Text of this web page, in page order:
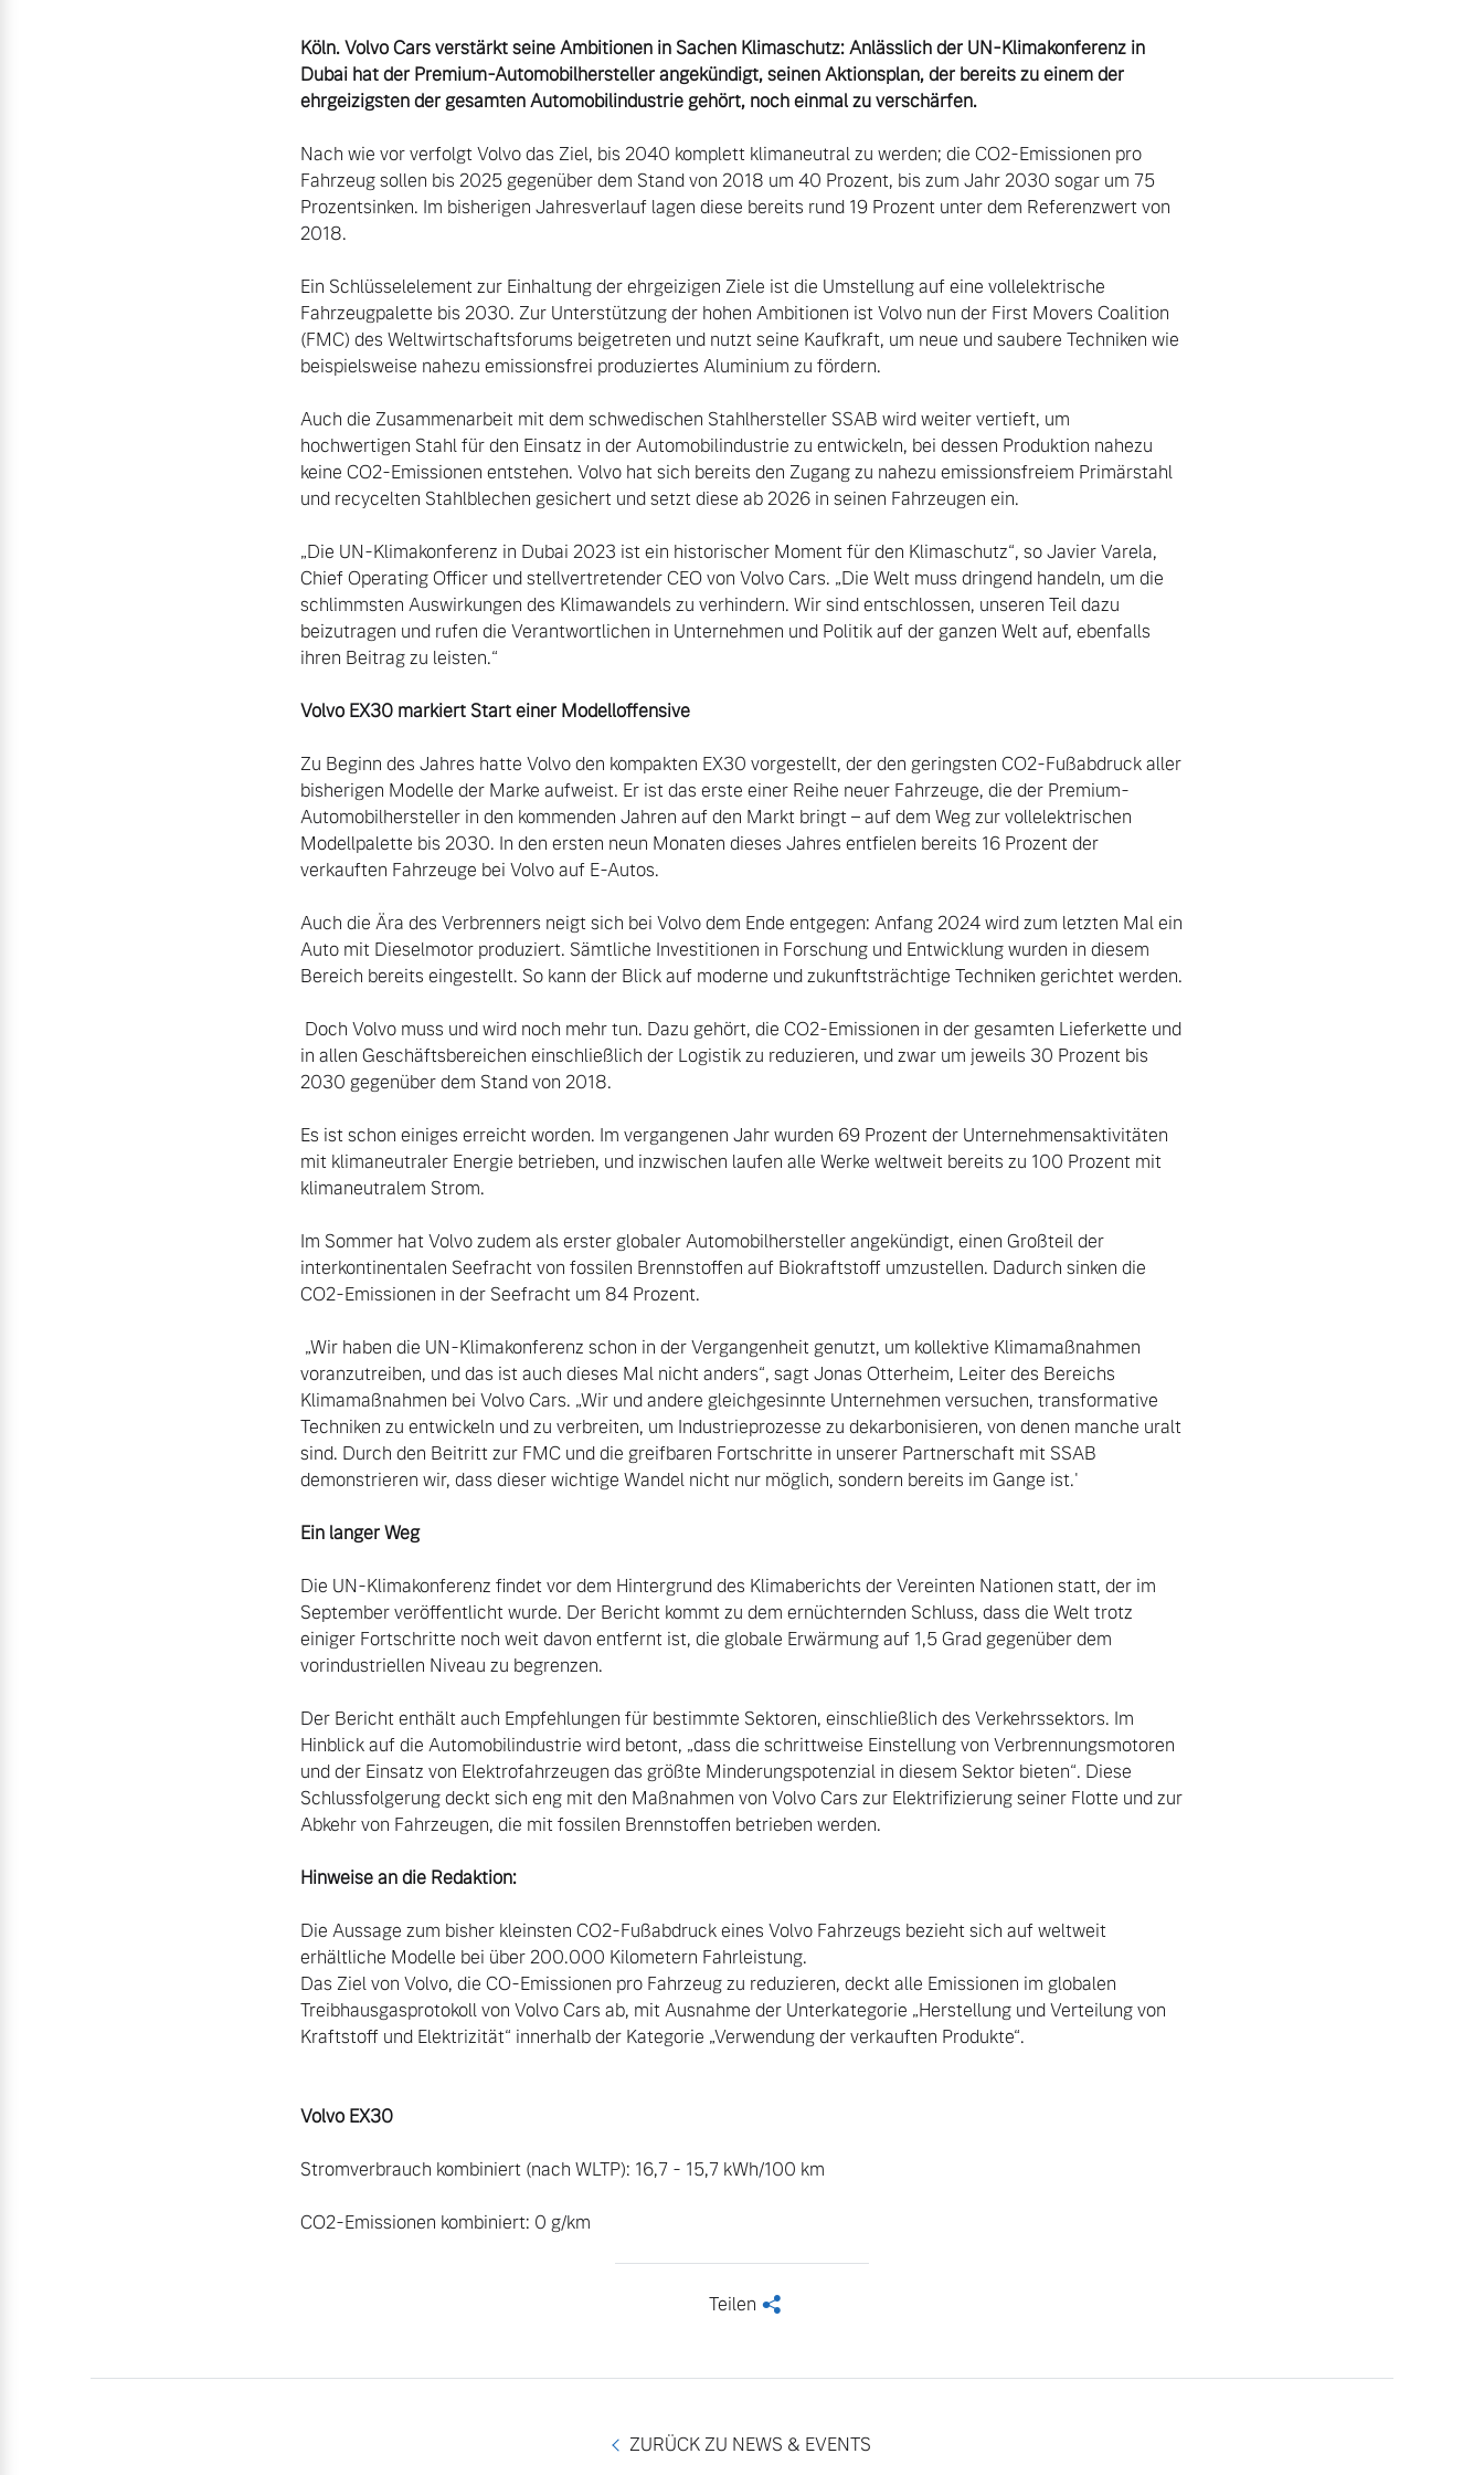
Aktuelle ZubehörangeboteKöln. Volvo Cars verstärkt seine Ambitionen in Sachen Klimaschutz: Anlässlich der UN-Klimakonferenz in
Dubai hat der Premium-Automobilhersteller angekündigt, seinen Aktionsplan, der bereits zu einem der
ehrgeizigsten der gesamten Automobilindustrie gehört, noch einmal zu verschärfen.
Nach wie vor verfolgt Volvo das Ziel, bis 2040 komplett klimaneutral zu werden; die CO2-Emissionen pro
Fahrzeug sollen bis 2025 gegenüber dem Stand von 2018 um 40 Prozent, bis zum Jahr 2030 sogar um 75
Prozentsinken. Im bisherigen Jahresverlauf lagen diese bereits rund 19 Prozent unter dem Referenzwert von
2018.
Ein Schlüsselelement zur Einhaltung der ehrgeizigen Ziele ist die Umstellung auf eine vollelektrische
Fahrzeugpalette bis 2030. Zur Unterstützung der hohen Ambitionen ist Volvo nun der First Movers Coalition
(FMC) des Weltwirtschaftsforums beigetreten und nutzt seine Kaufkraft, um neue und saubere Techniken wie
beispielsweise nahezu emissionsfrei produziertes Aluminium zu fördern.
Auch die Zusammenarbeit mit dem schwedischen Stahlhersteller SSAB wird weiter vertieft, um
hochwertigen Stahl für den Einsatz in der Automobilindustrie zu entwickeln, bei dessen Produktion nahezu
keine CO2-Emissionen entstehen. Volvo hat sich bereits den Zugang zu nahezu emissionsfreiem Primärstahl
und recycelten Stahlblechen gesichert und setzt diese ab 2026 in seinen Fahrzeugen ein.
„Die UN-Klimakonferenz in Dubai 2023 ist ein historischer Moment für den Klimaschutz“, so Javier Varela,
Chief Operating Officer und stellvertretender CEO von Volvo Cars. „Die Welt muss dringend handeln, um die
schlimmsten Auswirkungen des Klimawandels zu verhindern. Wir sind entschlossen, unseren Teil dazu
beizutragen und rufen die Verantwortlichen in Unternehmen und Politik auf der ganzen Welt auf, ebenfalls
ihren Beitrag zu leisten.“
Volvo EX30 markiert Start einer Modelloffensive
Zu Beginn des Jahres hatte Volvo den kompakten EX30 vorgestellt, der den geringsten CO2-Fußabdruck aller
bisherigen Modelle der Marke aufweist. Er ist das erste einer Reihe neuer Fahrzeuge, die der Premium-
Automobilhersteller in den kommenden Jahren auf den Markt bringt – auf dem Weg zur vollelektrischen
Modellpalette bis 2030. In den ersten neun Monaten dieses Jahres entfielen bereits 16 Prozent der
verkauften Fahrzeuge bei Volvo auf E-Autos.
Auch die Ära des Verbrenners neigt sich bei Volvo dem Ende entgegen: Anfang 2024 wird zum letzten Mal ein
Auto mit Dieselmotor produziert. Sämtliche Investitionen in Forschung und Entwicklung wurden in diesem
Bereich bereits eingestellt. So kann der Blick auf moderne und zukunftsträchtige Techniken gerichtet werden.
in allen Geschäftsbereichen einschließlich der Logistik zu reduzieren, und zwar um jeweils 30 Prozent bis
2030 gegenüber dem Stand von 2018.
Es ist schon einiges erreicht worden. Im vergangenen Jahr wurden 69 Prozent der Unternehmensaktivitäten
mit klimaneutraler Energie betrieben, und inzwischen laufen alle Werke weltweit bereits zu 100 Prozent mit
klimaneutralem Strom.
Im Sommer hat Volvo zudem als erster globaler Automobilhersteller angekündigt, einen Großteil der
interkontinentalen Seefracht von fossilen Brennstoffen auf Biokraftstoff umzustellen. Dadurch sinken die
CO2-Emissionen in der Seefracht um 84 Prozent.
voranzutreiben, und das ist auch dieses Mal nicht anders“, sagt Jonas Otterheim, Leiter des Bereichs
Klimamaßnahmen bei Volvo Cars. „Wir und andere gleichgesinnte Unternehmen versuchen, transformative
Techniken zu entwickeln und zu verbreiten, um Industrieprozesse zu dekarbonisieren, von denen manche uralt
sind. Durch den Beitritt zur FMC und die greifbaren Fortschritte in unserer Partnerschaft mit SSAB
demonstrieren wir, dass dieser wichtige Wandel nicht nur möglich, sondern bereits im Gange ist.'
Ein langer Weg
Die UN-Klimakonferenz findet vor dem Hintergrund des Klimaberichts der Vereinten Nationen statt, der im
September veröffentlicht wurde. Der Bericht kommt zu dem ernüchternden Schluss, dass die Welt trotz
einiger Fortschritte noch weit davon entfernt ist, die globale Erwärmung auf 1,5 Grad gegenüber dem
vorindustriellen Niveau zu begrenzen.
Der Bericht enthält auch Empfehlungen für bestimmte Sektoren, einschließlich des Verkehrssektors. Im
Hinblick auf die Automobilindustrie wird betont, „dass die schrittweise Einstellung von Verbrennungsmotoren
und der Einsatz von Elektrofahrzeugen das größte Minderungspotenzial in diesem Sektor bieten“. Diese
Schlussfolgerung deckt sich eng mit den Maßnahmen von Volvo Cars zur Elektrifizierung seiner Flotte und zur
Abkehr von Fahrzeugen, die mit fossilen Brennstoffen betrieben werden.
Hinweise an die Redaktion:
Die Aussage zum bisher kleinsten CO2-Fußabdruck eines Volvo Fahrzeugs bezieht sich auf weltweit
erhältliche Modelle bei über 200.000 Kilometern Fahrleistung.
Das Ziel von Volvo, die CO-Emissionen pro Fahrzeug zu reduzieren, deckt alle Emissionen im globalen
Treibhausgasprotokoll von Volvo Cars ab, mit Ausnahme der Unterkategorie „Herstellung und Verteilung von
Kraftstoff und Elektrizität“ innerhalb der Kategorie „Verwendung der verkauften Produkte“.
Stromverbrauch kombiniert (nach WLTP): 16,7 - 15,7 kWh/100 km
CO2-Emissionen kombiniert: 0 g/km
Teilen <
ZURÜCK ZU NEWS & EVENTS